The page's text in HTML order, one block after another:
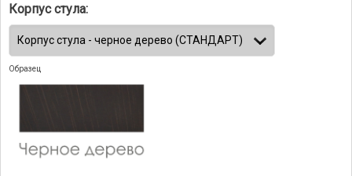
Корпус стула:
Образец